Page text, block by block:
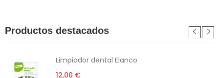
Productos destacados
Limpiador dental Elanco
12,00 €